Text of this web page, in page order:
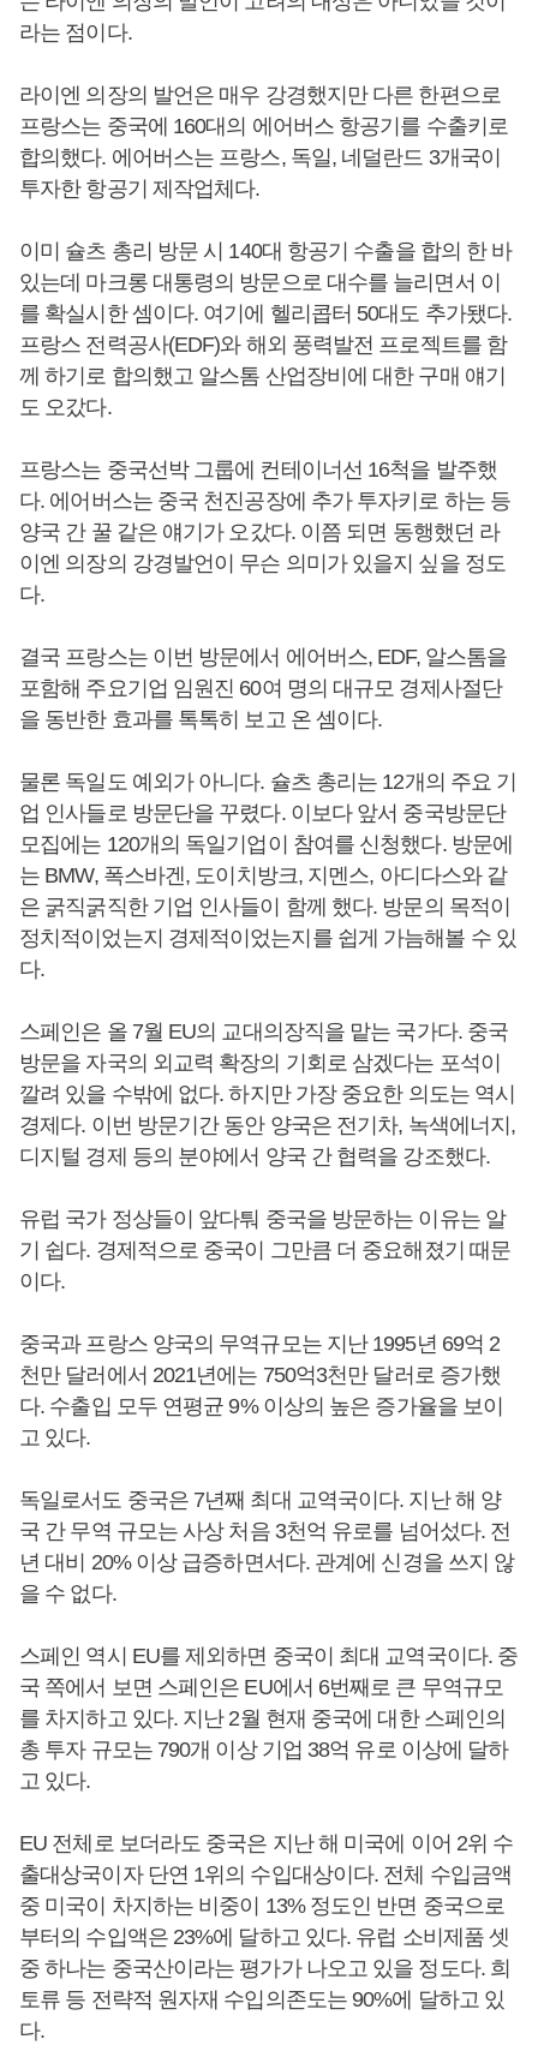
라는 점이다.
라이엔 의장의 발언은 매우 강경했지만 다른 한편으로
프랑스는 중국에 160대의 에어버스 항공기를 수출키로
합의했다. 에어버스는 프랑스, 독일, 네덜란드 3개국이
투자한 항공기 제작업체다.
이미 슐츠 총리 방문 시 140대 항공기 수출을 합의 한 바
있는데 마크롱 대통령의 방문으로 대수를 늘리면서 이
를 확실시한 셈이다. 여기에 헬리콥터 50대도 추가됐다.
프랑스 전력공사(EDF)와 해외 풍력발전 프로젝트를 함
께 하기로 합의했고 알스톰 산업장비에 대한 구매 얘기
도 오갔다.
프랑스는 중국선박 그룹에 컨테이너선 16척을 발주했
다. 에어버스는 중국 천진공장에 추가 투자키로 하는 등
양국 간 꿀 같은 얘기가 오갔다. 이쯤 되면 동행했던 라
이엔 의장의 강경발언이 무슨 의미가 있을지 싶을 정도
다.
결국 프랑스는 이번 방문에서 에어버스, EDF, 알스톰을
포함해 주요기업 임원진 60여 명의 대규모 경제사절단
을 동반한 효과를 톡톡히 보고 온 셈이다.
물론 독일도 예외가 아니다. 슐츠 총리는 12개의 주요 기
업 인사들로 방문단을 꾸렸다. 이보다 앞서 중국방문단
모집에는 120개의 독일기업이 참여를 신청했다. 방문에
는 BMW, 폭스바겐, 도이치방크, 지멘스, 아디다스와 같
은 굵직굵직한 기업 인사들이 함께 했다. 방문의 목적이
정치적이었는지 경제적이었는지를 쉽게 가늠해볼 수 있
다.
스페인은 올 7월 EU의 교대의장직을 맡는 국가다. 중국
방문을 자국의 외교력 확장의 기회로 삼겠다는 포석이
깔려 있을 수밖에 없다. 하지만 가장 중요한 의도는 역시
경제다. 이번 방문기간 동안 양국은 전기차, 녹색에너지,
디지털 경제 등의 분야에서 양국 간 협력을 강조했다.
유럽 국가 정상들이 앞다퉈 중국을 방문하는 이유는 알
기 쉽다. 경제적으로 중국이 그만큼 더 중요해졌기 때문
이다.
중국과 프랑스 양국의 무역규모는 지난 1995년 69억 2
천만 달러에서 2021년에는 750억3천만 달러로 증가했
다. 수출입 모두 연평균 9% 이상의 높은 증가율을 보이
고 있다.
독일로서도 중국은 7년째 최대 교역국이다. 지난 해 양
국 간 무역 규모는 사상 처음 3천억 유로를 넘어섰다. 전
년 대비 20% 이상 급증하면서다. 관계에 신경을 쓰지 않
을 수 없다.
스페인 역시 EU를 제외하면 중국이 최대 교역국이다. 중
국 쪽에서 보면 스페인은 EU에서 6번째로 큰 무역규모
를 차지하고 있다. 지난 2월 현재 중국에 대한 스페인의
총 투자 규모는 790개 이상 기업 38억 유로 이상에 달하
고 있다.
EU 전체로 보더라도 중국은 지난 해 미국에 이어 2위 수
출대상국이자 단연 1위의 수입대상이다. 전체 수입금액
중 미국이 차지하는 비중이 13% 정도인 반면 중국으로
부터의 수입액은 23%에 달하고 있다. 유럽 소비제품 셋
중 하나는 중국산이라는 평가가 나오고 있을 정도다. 희
토류 등 전략적 원자재 수입의존도는 90%에 달하고 있
다.